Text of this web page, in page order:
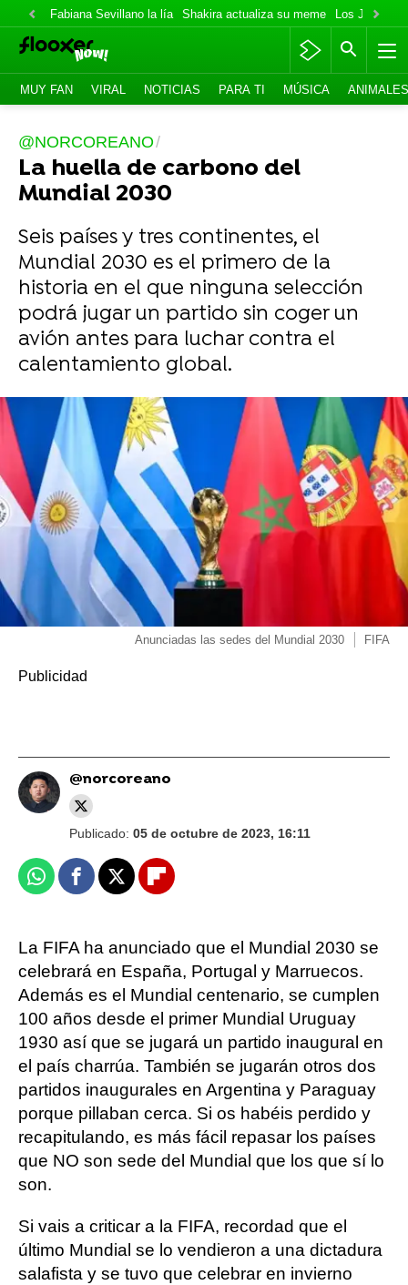
Fabiana Sevillano la lía Shakira actualiza su meme Los Jonas
MUY FAN VIRAL NOTICIAS PARA TI MÚSICA ANIMALES
@NORCOREANO
La huella de carbono del
Mundial 2030
Seis países y tres continentes, el
Mundial 2030 es el primero de la
historia en el que ninguna selección
podrá jugar un partido sin coger un
avión antes para luchar contra el
calentamiento global.
Anunciadas las sedes del Mundial 2030 FIFA
@norcoreano
Publicado: 05 de octubre de 2023, 16:11
WhatsappFacebook
X Flipboard
La FIFA ha anunciado que el Mundial 2030 se
celebrará en España, Portugal y Marruecos.
Además es el Mundial centenario, se cumplen
100 años desde el primer Mundial Uruguay
1930 así que se jugará un partido inaugural en
el país charrúa. También se jugarán otros dos
partidos inaugurales en Argentina y Paraguay
porque pillaban cerca. Si os habéis perdido y
recapitulando, es más fácil repasar los países
que NO son sede del Mundial que los que sí lo
son.
Si vais a criticar a la FIFA, recordad que el
último Mundial se lo vendieron a una dictadura
salafista y se tuvo que celebrar en invierno